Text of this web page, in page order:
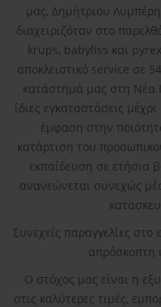
μας, Δημήτριου
διαχειριζόταν στο
krups, babyliss και
αποκλειστικό service σε
κατάστημά μας στη Νέα
ίδιες εγκαταστάσεις
έμφαση στην
κατάρτιση του
εκπαίδευση σε ετήσια
ανανεώνεται συνεχώς
Συνεχείς παραγγελίες στο
απρόσκοπτη
Ο στόχος μας είναι η
στις καλύτερες τιμές,